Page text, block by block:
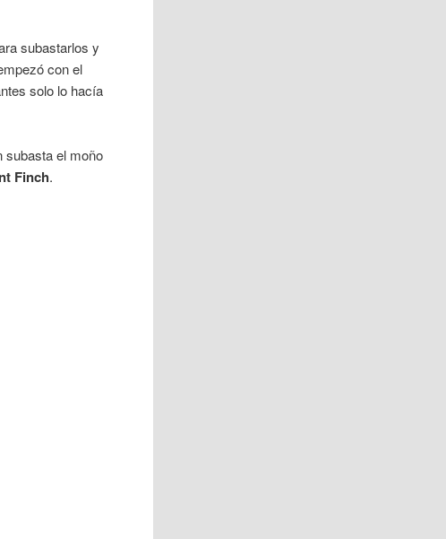
subastarlos y
con el
solo lo hacía
subasta el moño
Finch.